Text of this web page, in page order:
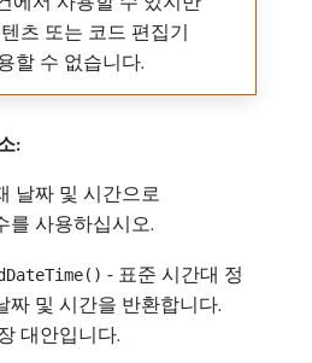
츠 또는 코드 편집기
할 수 없습니다.
:
날짜 및 시간으로
를 사용하십시오.
- 표준 시간대 정
짜 및 시간을 반환합니다.
대안입니다.